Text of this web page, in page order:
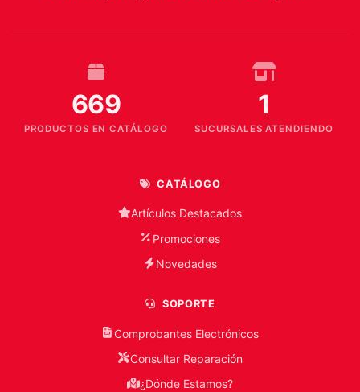
669
PRODUCTOS EN CATÁLOGO
1
SUCURSALES ATENDIENDO
CATÁLOGO
Artículos Destacados
Promociones
Novedades
SOPORTE
Comprobantes Electrónicos
Consultar Reparación
¿Dónde Estamos?